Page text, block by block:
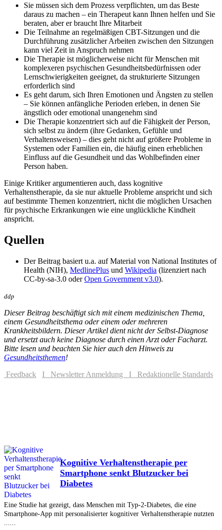
Sie müssen sich dem Prozess verpflichten, um das Beste
daraus zu machen – ein Therapeut kann Ihnen helfen und Sie
beraten, aber er braucht Ihre Mitarbeit
Die Teilnahme an regelmäßigen CBT-Sitzungen und die
Durchführung zusätzlicher Arbeiten zwischen den Sitzungen
kann viel Zeit in Anspruch nehmen
Die Therapie ist möglicherweise nicht für Menschen mit
komplexeren psychischen Gesundheitsbedürfnissen oder
Lernschwierigkeiten geeignet, da strukturierte Sitzungen
erforderlich sind
Es geht darum, sich Ihren Emotionen und Ängsten zu stellen
– Sie können anfängliche Perioden erleben, in denen Sie
ängstlich oder emotional unangenehm sind
Die Therapie konzentriert sich auf die Fähigkeit der Person,
sich selbst zu ändern (ihre Gedanken, Gefühle und
Verhaltensweisen) – dies geht nicht auf größere Probleme in
Systemen oder Familien ein, die häufig einen erheblichen
Einfluss auf die Gesundheit und das Wohlbefinden einer
Person haben.
Einige Kritiker argumentieren auch, dass kognitive
Verhaltenstherapie, da sie nur aktuelle Probleme anspricht und sich
auf bestimmte Themen konzentriert, nicht die möglichen Ursachen
für psychische Erkrankungen wie eine unglückliche Kindheit
anspricht.
Quellen
Der Beitrag basiert u.a. auf Material von National Institutes of
Health (NIH), MedlinePlus und Wikipedia (lizenziert nach
CC-by-sa-3.0 oderOpen Government v3.0).
ddp
Dieser Beitrag beschäftigt sich mit einem medizinischen Thema,
einem Gesundheitsthema oder einem oder mehreren
Krankheitsbildern. Dieser Artikel dient nicht der Selbst-Diagnose
und ersetzt auch keine Diagnose durch einen Arzt oder Facharzt.
Bitte lesen und beachten Sie hier auch den Hinweis zu
Gesundheitsthemen!
Feedback
I Newsletter Anmeldung I Redaktionelle Standards
Kognitive Verhaltenstherapie per
Smartphone senkt Blutzucker bei
Diabetes
Eine Studie hat gezeigt, dass Menschen mit Typ-2-Diabetes, die eine
Smartphone-App mit personalisierter kognitiver Verhaltenstherapie nutzten